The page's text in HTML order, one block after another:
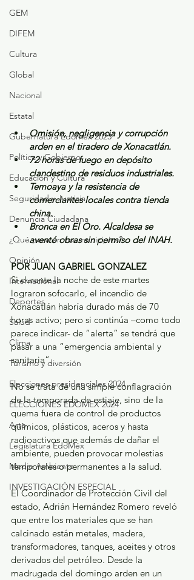
GEM
DIFEM
Cultura
Global
Nacional
Estatal
Gubernatura Edoméx 2023
Política y Gobierno
Educación y Cultura
Seguridad y Justicia
Denuncia Ciudadana
¿Qué pasa en tus municipios?
Opinión
Internacional
Deportes
Salud
Clima
Turismo y diversión
Elecciones presidenciales 2024
ELECCIONES EDOMEX 2024
Arte
Legislatura EdoMéx
Medio Ambiente
INVESTIGACIÓN ESPECIAL
Omisión, negligencia y corrupción
arden en el tiradero de Xonacatlán.
72 horas de fuego en depósito
clandestino de residuos industriales.
Temoaya y la resistencia de
comerciantes locales contra tienda
china.
Bronca en El Oro. Alcaldesa se
aventó obras sin permiso del INAH.
POR JUAN GABRIEL GONZALEZ
Si durante la noche de este martes
lograron sofocarlo, el incendio de
Xonacatlán habría durado más de 70
horas activo; pero si continúa –como todo
parece indicar- de “alerta” se tendrá que
pasar a una “emergencia ambiental y
sanitaria”.
No se trata de una simple conflagración
de la temporada de estiaje, sino de la
quema fuera de control de productos
químicos, plásticos, aceros y hasta
radioactivos que además de dañar el
ambiente, pueden provocar molestias
temporales o permanentes a la salud.
El Coordinador de Protección Civil del
estado, Adrián Hernández Romero reveló
que entre los materiales que se han
calcinado están metales, madera,
transformadores, tanques, aceites y otros
derivados del petróleo. Desde la
madrugada del domingo arden en un